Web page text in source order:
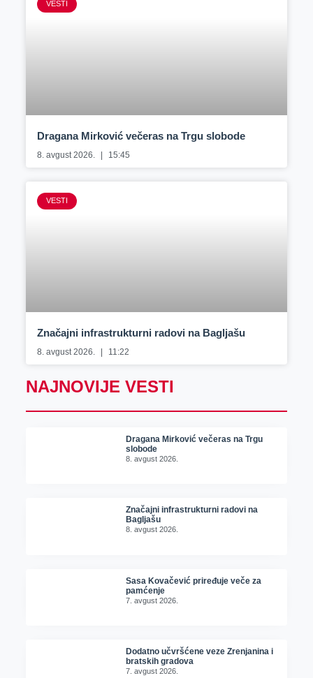
VESTI
Dragana Mirković večeras na Trgu slobode
8. avgust 2026. 15:45
VESTI
Značajni infrastrukturni radovi na Bagljašu
8. avgust 2026. 11:22
NAJNOVIJE VESTI
Dragana Mirković večeras na Trgu
slobode
8. avgust 2026.
Značajni infrastrukturni radovi na
Bagljašu
8. avgust 2026.
Sasa Kovačević priređuje veče za
pamćenje
7. avgust 2026.
Dodatno učvršćene veze Zrenjanina i
bratskih gradova
7. avgust 2026.